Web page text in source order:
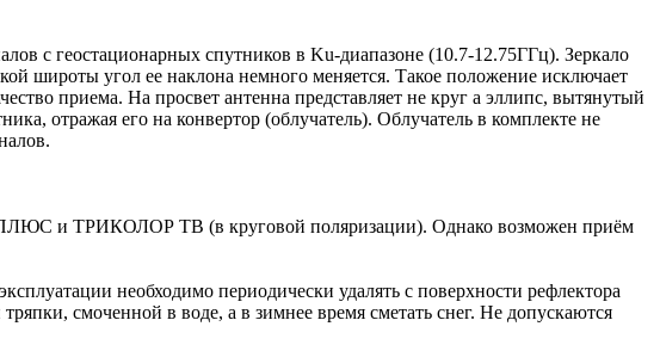
с геостационарных спутников в Ku-диапазоне (10.7-12.75ГГц). Зеркало
широты угол ее наклона немного меняется. Такое положение исключает
приема. На просвет антенна представляет не круг а эллипс, вытянутый
отражая его на конвертор (облучатель). Облучатель в комплекте не
и ТРИКОЛОР ТВ (в круговой поляризации). Однако возможен приём
необходимо периодически удалять с поверхности рефлектора
смоченной в воде, а в зимнее время сметать снег. Не допускаются